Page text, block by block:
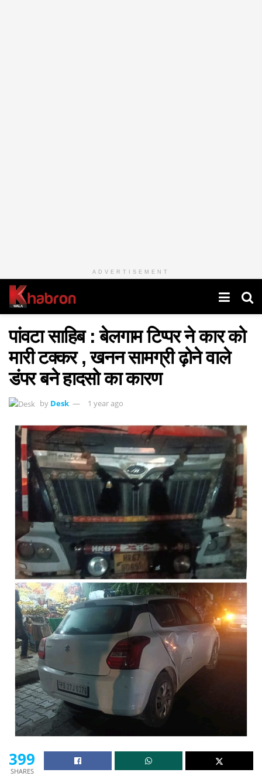
ADVERTISEMENT
पांवटा साहिब : बेलगाम टिप्पर ने कार को
मारी टक्कर , खनन सामग्री ढ़ोने वाले
डंपर बने हादसो का कारण
by Desk 1 year ago
399
SHARES